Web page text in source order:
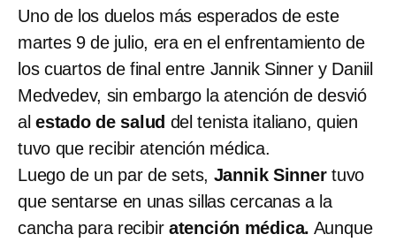
Uno de los duelos más esperados de este
martes 9 de julio, era en el enfrentamiento de
los cuartos de final entre Jannik Sinner y Daniil
Medvedev, sin embargo la atención de desvió
al estado de salud del tenista italiano, quien
tuvo que recibir atención médica.
Luego de un par de sets, Jannik Sinnertuvo
que sentarse en unas sillas cercanas a la
cancha para recibir atención médica. Aunque